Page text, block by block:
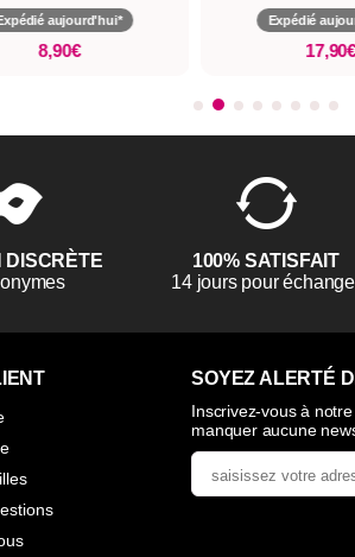
aujourd'hui*
8,90€
Expédié
DISCRÈTE
100% SATISFAIT
14 jours pour
SOYEZ ALERTÉ
Inscrivez-vous à
manquer aucune